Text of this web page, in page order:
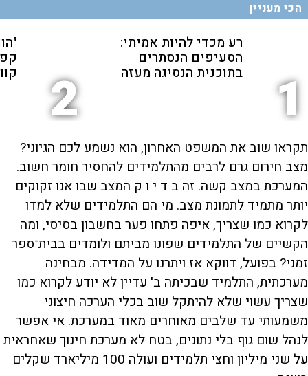
הכי מעניין
1
רע מכדי להיות אמיתי:
הסעיפים הנסתרים
בתוכנית הנסיגה מעזה 2
תקראו שוב את המשפט האחרון, הוא נשמע לכם הגיוני?
מצב חירום גרם לרבים מהתלמידים להחסיר חומר חשוב.
המערכת במצב קשה. זה ב ד י ו ק המצב שבו אנו זקוקים
יותר מתמיד לתמונת מצב. מי הם התלמידים שלא למדו
לקרוא כמו שצריך, איפה פתחו פער בחשבון בסיסי, ומה
הקשיים של התלמידים שפונו מביתם ולומדים בבית־ספר
זמני? בפועל, דווקא אז ויתרנו על המדידה. מבחינה
מערכתית, התלמיד שבכיתה ב' עדיין לא יודע לקרוא כמו
שצריך עשוי שלא להיתקל שוב בכלי הערכה חיצוני
משמעותי עד שלבים מאוחרים מאוד במערכת. אי אפשר
לנהל שום גוף בלי נתונים, בטח לא מערכת חינוך שאחראית
על שני מיליון וחצי תלמידים ועולה 100 מיליארד שקלים